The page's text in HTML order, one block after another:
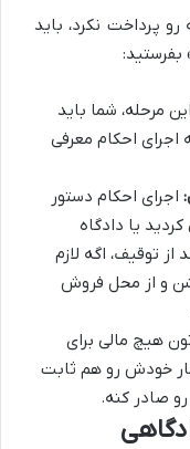
پرداخت نکرد، باید
بفرستید:
مرحله، شما باید
اجرای احکام معرفی
اجرای احکام دستور
یا دادگاه
توقیف، اگه لازم
و از محل فروش
هیچ مالی برای
خودش رو هم ثابت
صادر کنه.